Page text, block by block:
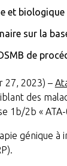
et
sur la
de
27, 2023) –
des
1b/2b «
génique à